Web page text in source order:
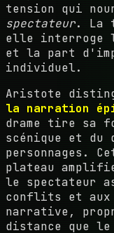
tension qui
spectateur. La
elle interroge
et la part
individuel.
Aristote
la narration
drame tire sa
scénique et
personnages.
plateau
le spectateur
conflits et aux
narrative,
distance que